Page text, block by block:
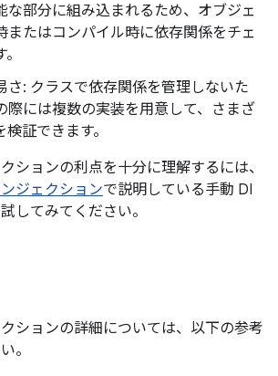
な部分に組み込まれるため、オブジェ
またはコンパイル時に依存関係をチェ
さ: クラスで依存関係を管理しないた
際には複数の実装を用意して、さまざ
証できます。
ションの利点を十分に理解するには、
ジェクションで説明している手動 DI
してみてください。
ションの詳細については、以下の参考
。